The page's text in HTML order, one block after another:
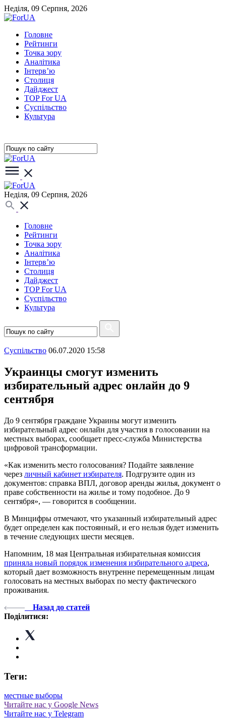
Неділя, 09 Серпня, 2026
Головне
Рейтинги
Точка зору
Аналітика
Інтерв’ю
Столиця
Дайджест
TOP For UA
Суспiльство
Культура
Неділя, 09 Серпня, 2026
Головне
Рейтинги
Точка зору
Аналітика
Інтерв’ю
Столиця
Дайджест
TOP For UA
Суспiльство
Культура
Суспiльство 06.07.2020 15:58
Украинцы смогут изменить
избирательный адрес онлайн до 9
сентября
До 9 сентября граждане Украины могут изменить
избирательный адрес онлайн для участия в голосовании на
местных выборах, сообщает пресс-служба Министерства
цифровой трансформации.
«Как изменить место голосования? Подайте заявление
через личный кабинет избирателя. Подгрузите один из
документов: справка ВПЛ, договор аренды жилья, документ о
праве собственности на жилье и тому подобное. До 9
сентября», — говорится в сообщении.
В Минцифры отмечают, что указанный избирательный адрес
будет определен как постоянный, и его нельзя будет изменить
в течение следующих шести месяцев.
Напомним, 18 мая Центральная избирательная комиссия
приняла новый порядок изменения избирательного адреса,
который дает возможность внутренне перемещенным лицам
голосовать на местных выборах по месту фактического
проживания.
Назад до статей
Поділитися:
Теги:
местные выборы
Читайте нас у Google News
Читайте нас у Telegram